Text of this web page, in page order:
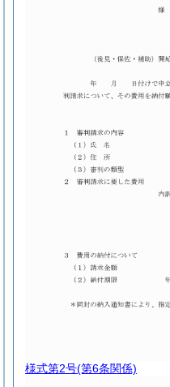
様式第2号(第6条関係)